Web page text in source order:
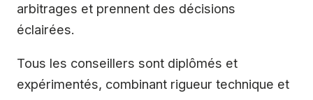
arbitrages et prennent des décisions
éclairées.
Tous les conseillers sont diplômés et
expérimentés, combinant rigueur technique et